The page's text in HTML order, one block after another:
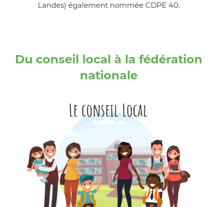
Landes) également nommée CDPE 40.
Du conseil local à la fédération
nationale
Le conseil Local